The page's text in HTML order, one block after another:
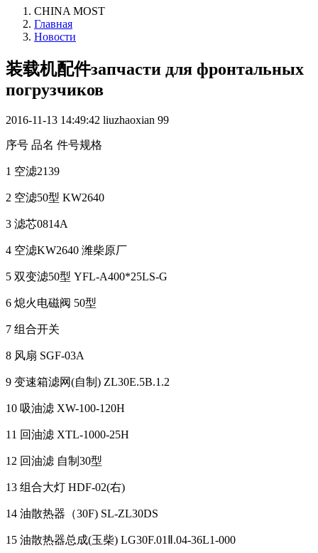
CHINA MOST
Главная
Новости
装载机配件запчасти для фронтальных
погрузчиков
2016-11-13 14:49:42 liuzhaoxian 99
序号 品名 件号规格
1 空滤2139
2 空滤50型 KW2640
3 滤芯0814A
4 空滤KW2640 潍柴原厂
5 双变滤50型 YFL-A400*25LS-G
6 熄火电磁阀 50型
7 组合开关
8 风扇 SGF-03A
9 变速箱滤网(自制) ZL30E.5B.1.2
10 吸油滤 XW-100-120H
11 回油滤 XTL-1000-25H
12 回油滤 自制30型
13 组合大灯 HDF-02(右)
14 油散热器（30F) SL-ZL30DS
15 油散热器总成(玉柴) LG30F.01Ⅱ.04-36L1-000